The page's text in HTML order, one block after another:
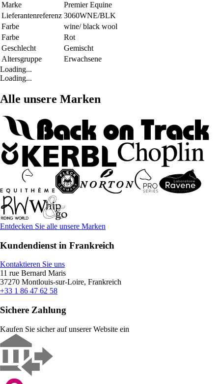
Marke
Premier Equine
Lieferantenreferenz 3060WNE/BLK
Farbe
wine/ black wool
Farbe
Rot
Geschlecht
Gemischt
Altersgruppe
Erwachsene
Loading...
Loading...
Alle unsere Marken
Entdecken Sie alle unsere Marken
Kundendienst in Frankreich
Kontaktieren Sie uns
11 rue Bernard Maris
37270 Montlouis-sur-Loire, Frankreich
+33 1 86 47 62 58
Sichere Zahlung
Kaufen Sie sicher auf unserer Website ein